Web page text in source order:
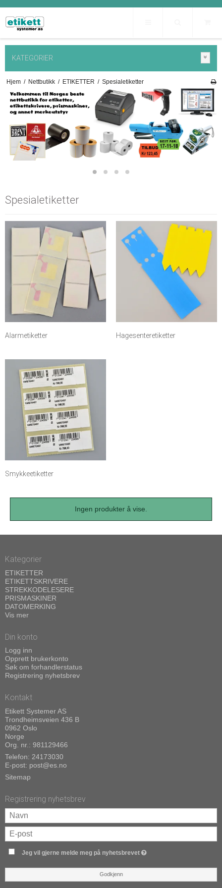
KATEGORIER
Hjem / Nettbutikk / ETIKETTER / Spesialetiketter
Spesialetiketter
Alarmetiketter Hagesenteretiketter
Smykkeetiketter
Ingen produkter å vise.
Kategorier
ETIKETTER
ETIKETTSKRIVERE
STREKKODELESERE
PRISMASKINER
DATOMERKING
Vis mer
Din konto
Logg inn
Opprett brukerkonto
Søk om forhandlerstatus
Registrering nyhetsbrev
Kontakt
Etikett Systemer AS
Trondheimsveien 436 B
0962 Oslo
Norge
Org. nr.: 981129466
Telefon: 24173030
E-post: post@es.no
Sitemap
Registrering nyhetsbrev
Jeg vil gjerne melde meg på nyhetsbrevet
Godkjenn